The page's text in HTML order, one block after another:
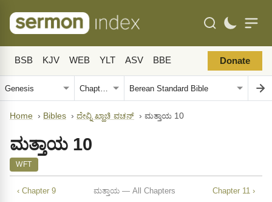
BSB KJV WEB YLT ASV BBE Donate
Home › Bibles › ದೇವ್ನಿ ಖ್ಹಾಚಿ ವಚನ್ › ಮತ್ತಾಯ 10
ಮತ್ತಾಯ 10
WFT
‹ Chapter 9 ಮತ್ತಾಯ — All Chapters Chapter 11 ›